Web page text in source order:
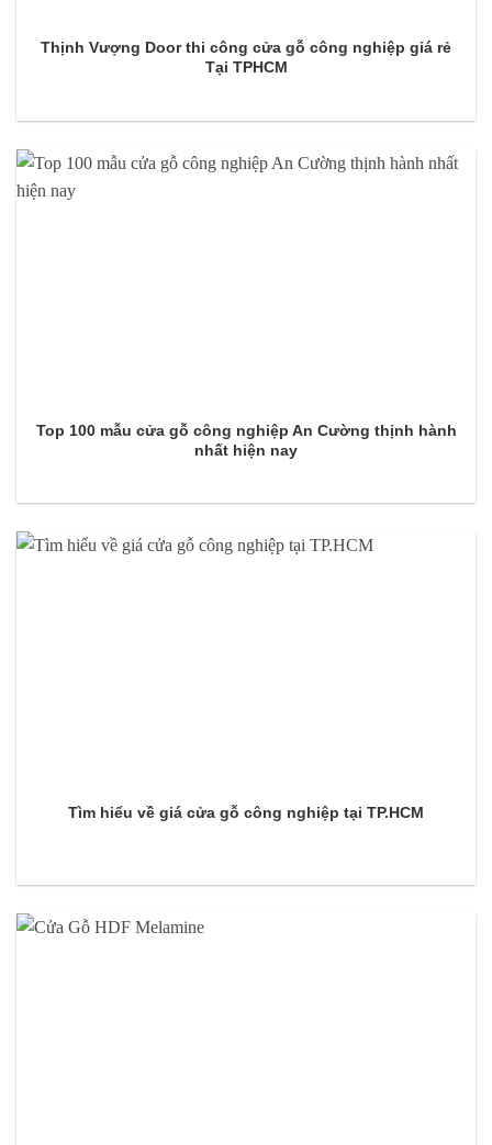
Thịnh Vượng Door thi công cửa gỗ công nghiệp giá rẻ
Tại TPHCM
Top 100 mẫu cửa gỗ công nghiệp An Cường thịnh hành
nhất hiện nay
Tìm hiểu về giá cửa gỗ công nghiệp tại TP.HCM